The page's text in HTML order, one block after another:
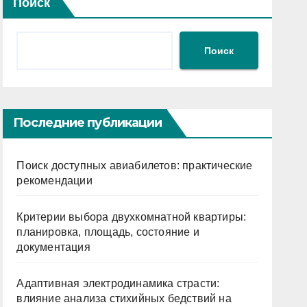
Поиск
Поиск
Последние публикации
Поиск доступных авиабилетов: практические
рекомендации
Критерии выбора двухкомнатной квартиры:
планировка, площадь, состояние и
документация
Адаптивная электродинамика страсти:
влияние анализа стихийных бедствий на